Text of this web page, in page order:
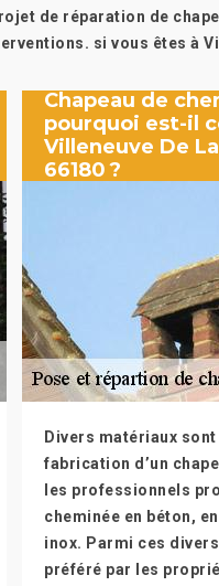
de réparation de
si vous êtes à
Chapeau de
pourquoi est-il
Villeneuve De
66180 ?
Divers matériaux
fabrication d’un
les professionnels
cheminée en béton,
inox. Parmi ces
préféré par les